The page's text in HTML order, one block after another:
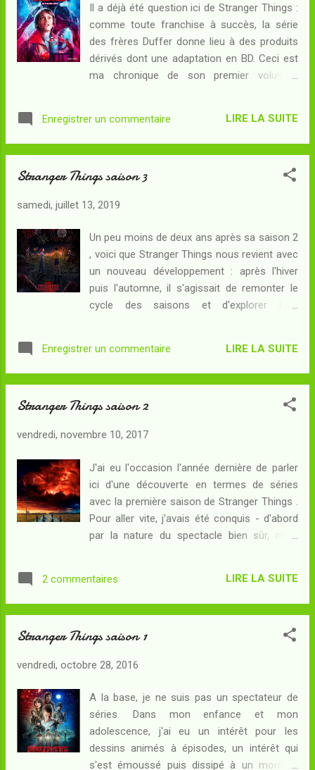
leurs rêves - puis la fait tomber sous la
coupe du Dr. Brenner et de son laboratoire
d'expérimentations parapsychiques. Devenue
Six, Francine va subir des tests chaque jour
plus rudes aux côtés des autres sujets
maîtriser enfin son merveilleux don... mais
Il a déjà été question ici de Stranger Things :
comme toute franchise à succès, la série
des frères Duffer donne lieu à des produits
dérivés dont une adaptation en BD. Ceci est
ma chronique de son premier volume...
et Dragons que Mike Wheeler avait dirigée.
Will-le-sage avait manqué sa chance et la
Démogorgon... Ce que Will Byers ne savait
préfigurait une aventure bien plus réelle et
une dimension alternative périlleuse et
toxique - un monde qu'une jeune fille qu'il ne
connaissait pas encore appelait "le Monde à
l'envers". Un monde où un prédateur sans
pitié allait se mettre à le pourchasser. Un
première saison de Stranger Things prenait
Enregistrer un commentaire LIRE LA SUITE
Stranger Things saison 3
samedi, juillet 13, 2019
Un peu moins de deux ans après sa saison 2
, voici que Stranger Things nous revient avec
un nouveau développement : après l'hiver
puis l'automne, il s'agissait de remonter le
cycle des saisons et d'explorer l'été
et ses amis. L'année scolaire s'est terminée :
El et Mike passent maintenant presque
d'en négliger les autres membres de la
monde adulte... Avec l'ouverture d'un centre
franchisés, les enseignes indépendantes
parfois vieilles de plusieurs décennies sont
mises au bord de la faillite. Hawkins et ses
habitants sont en train de changer... mais
cela ne veut pas dire que les terreurs
événements troublants révèlent aux plus
Enregistrer un commentaire LIRE LA SUITE
Stranger Things saison 2
vendredi, novembre 10, 2017
J'ai eu l'occasion l'année dernière de parler
ici d'une découverte en termes de séries
avec la première saison de Stranger Things .
Pour aller vite, j'avais été conquis - d'abord
par la nature du spectacle bien sûr, mais
première saison annonçait la couleur : une
suite était possible, et même confirmée. Il n'y
retour à Hawkins - et celui-ci s'est fait le 27
horrifiants de 1983 sont à présent vieux d'un
meilleure soirée de l'année qui s'annonce et
qui occupe les esprits des geeks du club
d'audiovisuel. Pour Mike, Lucas et Dustin, le
retour à une vie normale est désormais acté
2 commentaires LIRE LA SUITE
Stranger Things saison 1
vendredi, octobre 28, 2016
A la base, je ne suis pas un spectateur de
séries. Dans mon enfance et mon
adolescence, j'ai eu un intérêt pour les
dessins animés à épisodes, un intérêt qui
s'est émoussé puis dissipé à un moment